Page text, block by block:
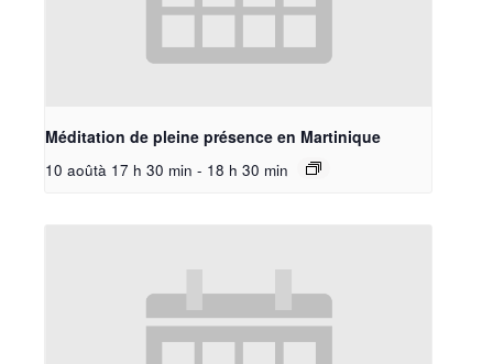
Méditation de pleine présence en Martinique
10 aoûtà 17 h 30 min - 18 h 30 min